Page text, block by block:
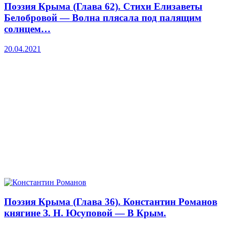
Поэзия Крыма (Глава 62). Стихи Елизаветы
Белобровой — Волна плясала под палящим
солнцем…
20.04.2021
Поэзия Крыма (Глава 36). Константин Романов
княгине З. Н. Юсуповой — В Крым.